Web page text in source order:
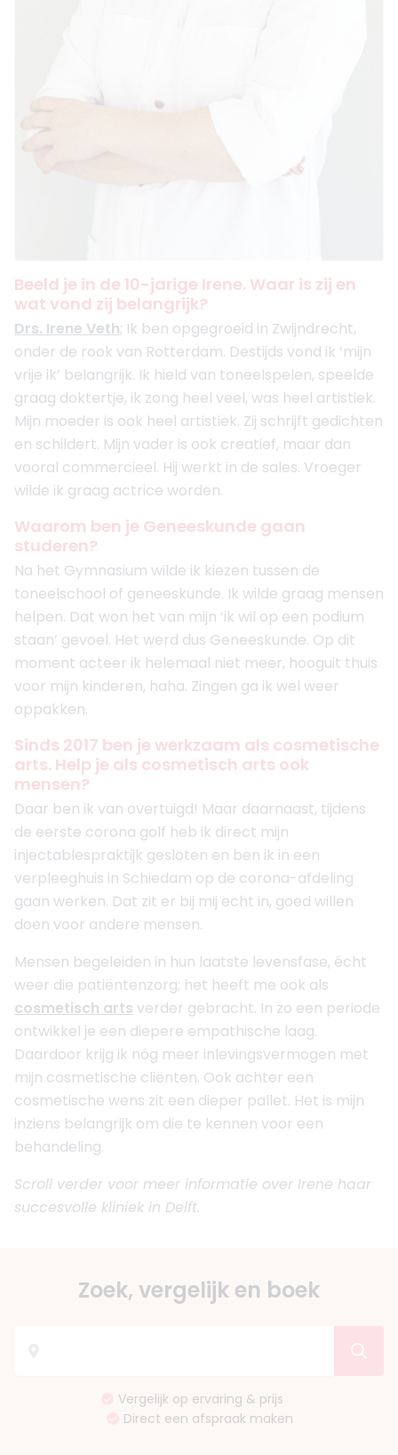
Beeld je in de 10-jarige Irene. Waar is zij en
wat vond zij belangrijk?
Drs. Irene Veth; Ik ben opgegroeid in Zwijndrecht,
onder de rook van Rotterdam. Destijds vond ik ‘mijn
vrije ik’ belangrijk. Ik hield van toneelspelen, speelde
graag doktertje, ik zong heel veel, was heel artistiek.
Mijn moeder is ook heel artistiek. Zij schrijft gedichten
en schildert. Mijn vader is ook creatief, maar dan
vooral commercieel. Hij werkt in de sales. Vroeger
wilde ik graag actrice worden.
Waarom ben je Geneeskunde gaan
studeren?
Na het Gymnasium wilde ik kiezen tussen de
toneelschool of geneeskunde. Ik wilde graag mensen
helpen. Dat won het van mijn ‘ik wil op een podium
staan’ gevoel. Het werd dus Geneeskunde. Op dit
moment acteer ik helemaal niet meer, hooguit thuis
voor mijn kinderen, haha. Zingen ga ik wel weer
oppakken.
Sinds 2017 ben je werkzaam als cosmetische
arts. Help je als cosmetisch arts ook
mensen?
Daar ben ik van overtuigd! Maar daarnaast, tijdens
de eerste corona golf heb ik direct mijn
injectablespraktijk gesloten en ben ik in een
verpleeghuis in Schiedam op de corona-afdeling
gaan werken. Dat zit er bij mij echt in, goed willen
doen voor andere mensen.
Mensen begeleiden in hun laatste levensfase, écht
weer die patiëntenzorg; het heeft me ook als
cosmetisch arts verder gebracht. In zo een periode
ontwikkel je een diepere empathische laag.
Daardoor krijg ik nóg meer inlevingsvermogen met
mijn cosmetische cliënten. Ook achter een
cosmetische wens zit een dieper pallet. Het is mijn
inziens belangrijk om die te kennen voor een
behandeling.
Scroll verder voor meer informatie over Irene haar
succesvolle kliniek in Delft.
Zoek, vergelijk en boek
Vergelijk op ervaring & prijs
Direct een afspraak maken